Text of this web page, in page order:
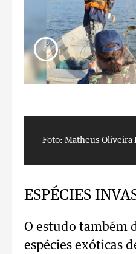
Foto: Matheus Oliveira
ESPÉCIES
O estudo também
espécies exóticas